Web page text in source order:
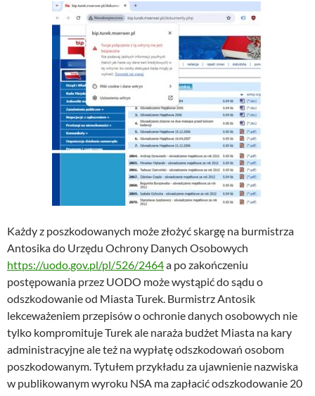
Każdy z poszkodowanych może złożyć skargę na burmistrza
Antosika do Urzędu Ochrony Danych Osobowych
https://uodo.gov.pl/pl/526/2464a po zakończeniu
postępowania przez UODO może wystąpić do sądu o
odszkodowanie od Miasta Turek. Burmistrz Antosik
lekceważeniem przepisów o ochronie danych osobowych nie
tylko kompromituje Turek ale naraża budżet Miasta na kary
administracyjne ale też na wypłatę odszkodowań osobom
poszkodowanym. Tytułem przykładu za ujawnienie nazwiska
w publikowanym wyroku NSA ma zapłacić odszkodowanie 20